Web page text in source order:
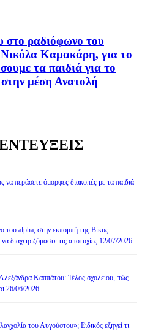
ραδιόφωνο του
Καμακάρη, για το
τα παιδιά για το
στην μέση Ανατολή
περάσετε όμορφες διακοπές με τα παιδιά
alpha, στην εκπομπή της Βίκυς
τις αποτυχίες 12/07/2026
Καππάτου: Τέλος σχολείου, πώς
26/06/2026
του Αυγούστου»; Ειδικός εξηγεί τι